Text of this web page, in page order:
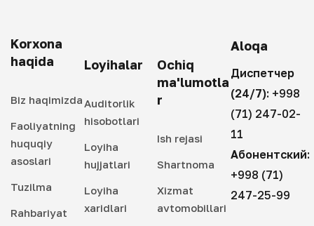
Korxona
haqida
Biz haqimizda
Faoliyatning
huquqiy
asoslari
Tuzilma
Rahbariyat
Loyihalar
Auditorlik
hisobotlari
Loyiha
hujjatlari
Loyiha
xaridlari
Ochiq
ma'lumotla
r
Ish rejasi
Shartnoma
Xizmat
avtomobillari
Aloqa
Диспетчер
(24/7): +998
(71) 247-02-
11
Абонентский:
+998 (71)
247-25-99